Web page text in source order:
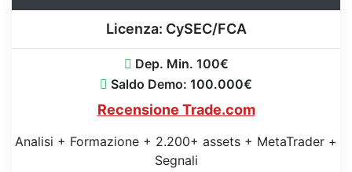
Licenza: CySEC/FCA
Dep. Min. 100€
Saldo Demo: 100.000€
Recensione Trade.com
Analisi + Formazione + 2.200+ assets + MetaTrader +
Segnali